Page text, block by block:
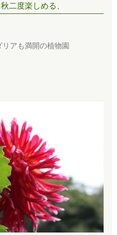
二度楽しめる、
アも満開の植物園